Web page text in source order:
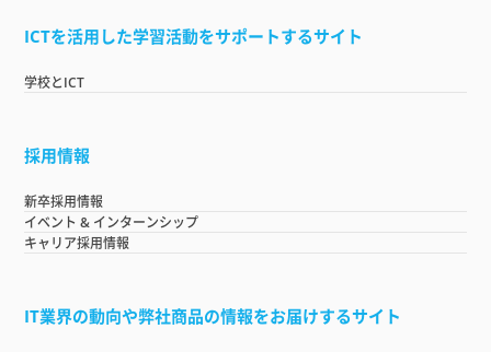
ICTを活用した学習活動をサポートするサイト
学校とICT
採用情報
新卒採用情報
イベント & インターンシップ
キャリア採用情報
IT業界の動向や弊社商品の情報をお届けするサイト